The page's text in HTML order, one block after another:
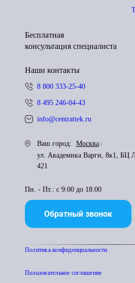
Бесплатная
консультация специалиста
Наши контакты
8 800 333-25-40
8 495 246-04-43
info@centrattek.ru
Ваш город:
Москва
ул. Академика Варги, 8к1, БЦ
421
Пн. - Пт.: с 9:00 до 18:00
Обратный звонок
Политика конфиденциальности
Пользователькое соглашение